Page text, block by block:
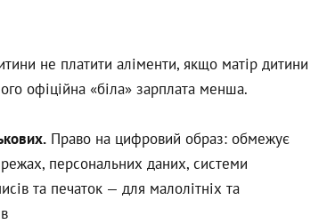
не платити аліменти, якщо матір дитини
офіційна «біла» зарплата менша.
Право на цифровий образ: обмежує
персональних даних, системи
та печаток — для малолітніх та